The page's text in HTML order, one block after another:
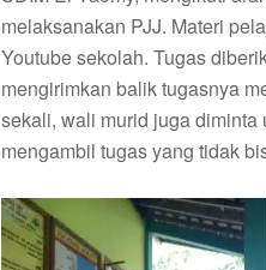
melaksanakan PJJ. Materi
Youtube sekolah. Tugas
mengirimkan balik tugasnya
sekali, wali murid juga
mengambil tugas yang tidak